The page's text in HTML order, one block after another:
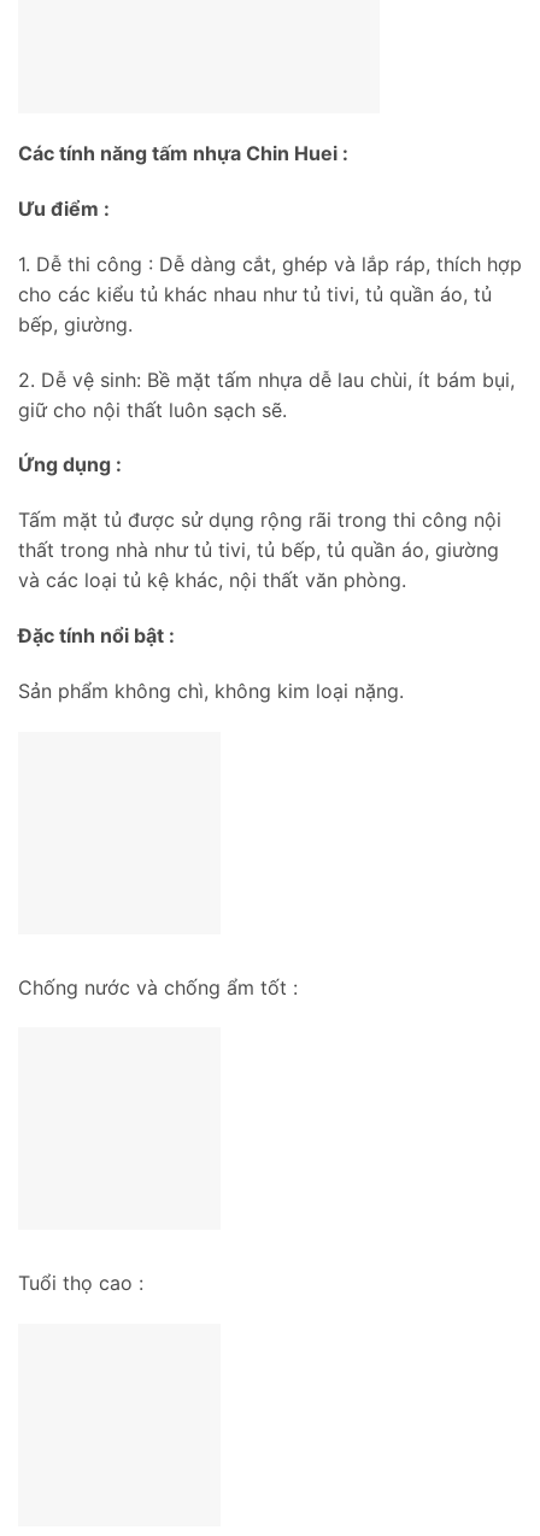
Các tính năng tấm nhựa Chin Huei :
Ưu điểm :
1. Dễ thi công : Dễ dàng cắt, ghép và lắp ráp, thích hợp
cho các kiểu tủ khác nhau như tủ tivi, tủ quần áo, tủ
bếp, giường.
2. Dễ vệ sinh: Bề mặt tấm nhựa dễ lau chùi, ít bám bụi,
giữ cho nội thất luôn sạch sẽ.
Ứng dụng :
Tấm mặt tủ được sử dụng rộng rãi trong thi công nội
thất trong nhà như tủ tivi, tủ bếp, tủ quần áo, giường
và các loại tủ kệ khác, nội thất văn phòng.
Đặc tính nổi bật :
Sản phẩm không chì, không kim loại nặng.
Chống nước và chống ẩm tốt :
Tuổi thọ cao :